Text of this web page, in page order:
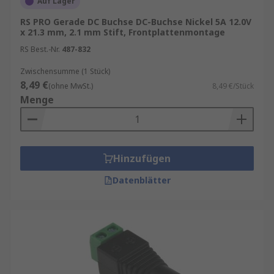
spätesten Bestelluhrzeit für eine garantierte
Lieferung am nächsten Werktag sowie zum
Mindestbestellwert für eine kostenfreie
Lieferung finden Sie auf der jeweiligen
Produktseite. RS ist Ihr Ansprechpartner für das
Bestandsmanagement Ihrer DC-Steckverbindung
mit unseren
Produkte für Ihre DC-Steckverbindung
kaufen
DC-Steckverbinder sind in vielen Standardtypen
ein versehentliches Zusammenschalten von
inkompatiblen Quellen und Lasten verhindert
RS PRO Gerade DC Buchse DC-Buchse Nickel 5A 12.0V
x 21.3 mm, 2.1 mm Stift, Frontplattenmontage
RS Best.-Nr. 487-832
Zwischensumme (1 Stück)
8,49 €(ohne MwSt.) 8,49 €/Stück
Menge
Hinzufügen
Datenblätter